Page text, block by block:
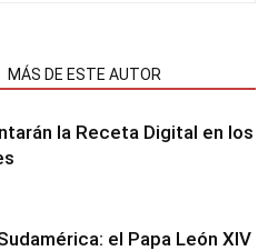
MÁS DE ESTE AUTOR
la Receta Digital en los
el Papa León XIV